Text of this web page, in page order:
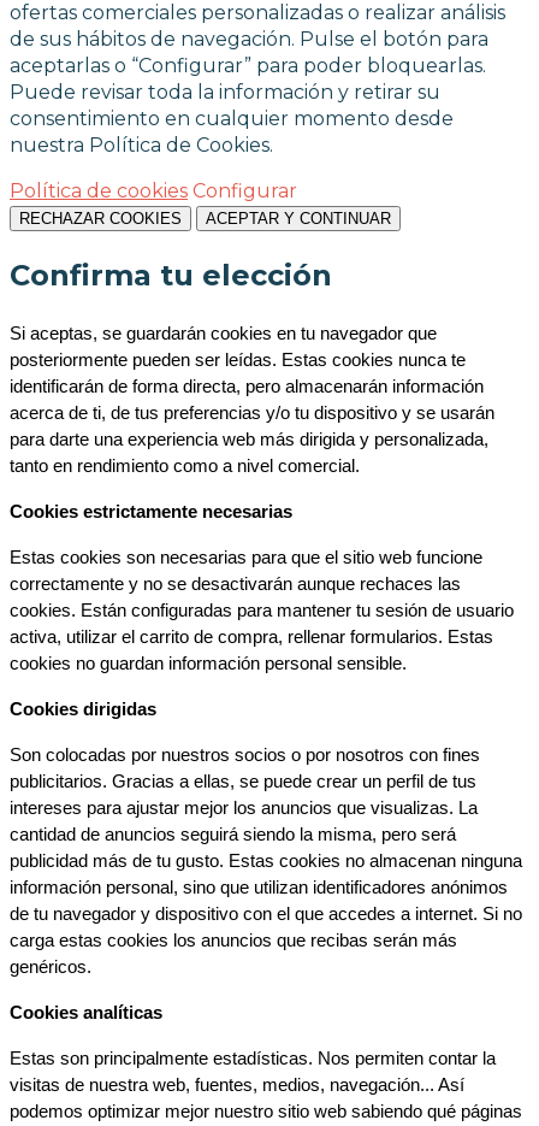
ofertas comerciales personalizadas o realizar análisis
de sus hábitos de navegación. Pulse el botón para
aceptarlas o “Configurar” para poder bloquearlas.
Puede revisar toda la información y retirar su
consentimiento en cualquier momento desde
nuestra Política de Cookies.
Política de cookies Configurar
RECHAZAR COOKIES ACEPTAR Y CONTINUAR
Confirma tu elección
Si aceptas, se guardarán cookies en tu navegador que
posteriormente pueden ser leídas. Estas cookies nunca te
identificarán de forma directa, pero almacenarán información
acerca de ti, de tus preferencias y/o tu dispositivo y se usarán
para darte una experiencia web más dirigida y personalizada,
tanto en rendimiento como a nivel comercial.
Cookies estrictamente necesarias
Estas cookies son necesarias para que el sitio web funcione
correctamente y no se desactivarán aunque rechaces las
cookies. Están configuradas para mantener tu sesión de usuario
activa, utilizar el carrito de compra, rellenar formularios. Estas
cookies no guardan información personal sensible.
Cookies dirigidas
Son colocadas por nuestros socios o por nosotros con fines
publicitarios. Gracias a ellas, se puede crear un perfil de tus
intereses para ajustar mejor los anuncios que visualizas. La
cantidad de anuncios seguirá siendo la misma, pero será
publicidad más de tu gusto. Estas cookies no almacenan ninguna
información personal, sino que utilizan identificadores anónimos
de tu navegador y dispositivo con el que accedes a internet. Si no
carga estas cookies los anuncios que recibas serán más
genéricos.
Cookies analíticas
Estas son principalmente estadísticas. Nos permiten contar la
visitas de nuestra web, fuentes, medios, navegación... Así
podemos optimizar mejor nuestro sitio web sabiendo qué páginas